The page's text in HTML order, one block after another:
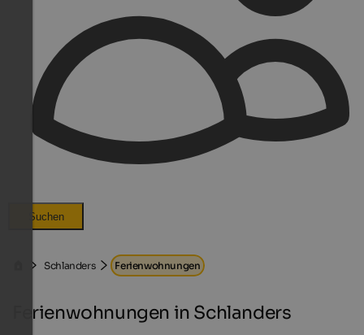
Suchen
Schlanders Ferienwohnungen
Ferienwohnungen in Schlanders